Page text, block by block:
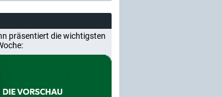
präsentiert die wichtigsten